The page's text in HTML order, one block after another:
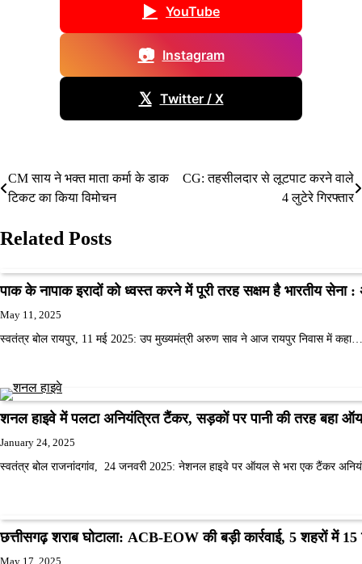
▶ YouTube
📷 Instagram
𝕏 Twitter / X
Post
CM साय ने भक्त माता कर्मा के डाक
टिकट का किया विमोचन
CG: तहसीलदार से लूटपाट करने वाले
4 लुटेरे गिरफ्तार
Related Posts
पाक के नापाक इरादों को ध्वस्त करने में पूरी तरह सक्षम है भारतीय सेना
May 11, 2025
स्वतंत्र बोल रायपुर, 11 मई 2025: उप मुख्यमंत्री अरुण साव ने आज रायपुर निवास में कहा…
शनल हाइवे में पलटा अनियंत्रित टैंकर, सड़कों पर पानी की तरह बहा
January 24, 2025
स्वतंत्र बोल राजनांदगांव, 24 जनवरी 2025: नेशनल हाइवे पर ऑयल से भरा एक टैंकर
छत्तीसगढ़ शराब घोटाला: ACB-EOW की बड़ी कार्रवाई, 5 शहरों में 15
May 17, 2025